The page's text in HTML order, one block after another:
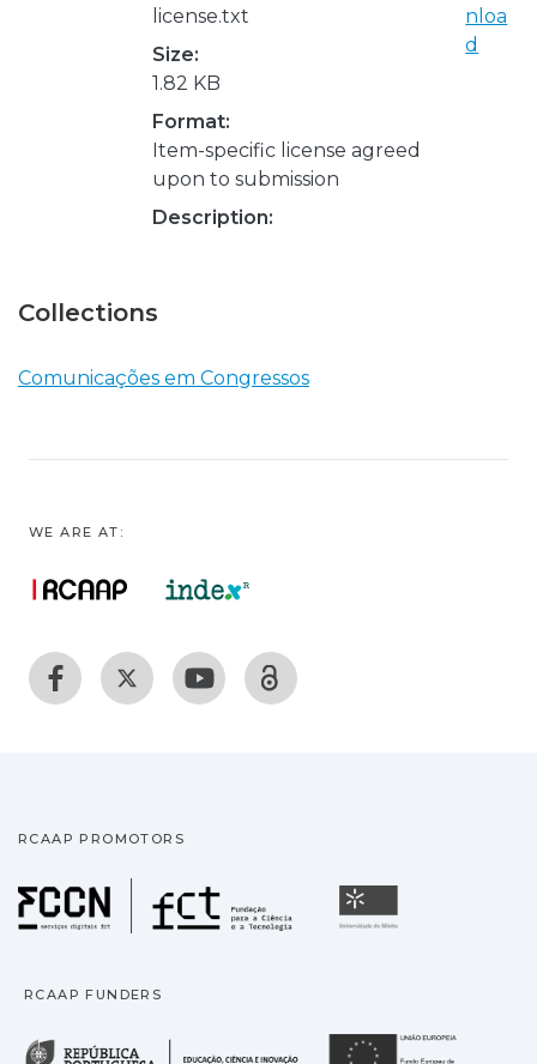
license.txt
Size:
1.82 KB
Format:
Item-specific license agreed
upon to submission
Description:
nloa
d
Collections
Comunicações em Congressos
WE ARE AT:
RCAAP PROMOTORS
Fundação para a
RCAAP FUNDERS
República Portuguesa